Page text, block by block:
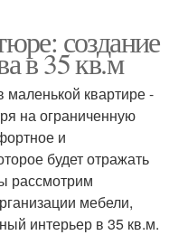
создание
в 35 кв.м
маленькой квартире -
на ограниченную
и
будет отражать
рассмотрим
мебели,
интерьер в 35 кв.м.